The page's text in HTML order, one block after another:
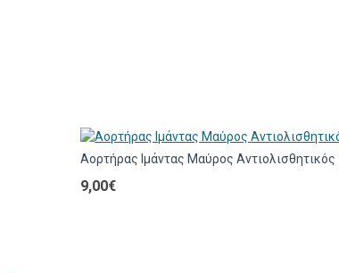
Αορτήρας Ιμάντας Μαύρος Αντιολισθητικός
9,00€